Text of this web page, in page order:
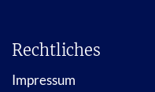
Rechtliches
Impressum